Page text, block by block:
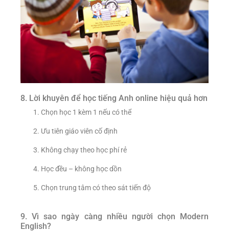
8. Lời khuyên để học tiếng Anh online hiệu quả hơn
Chọn học 1 kèm 1 nếu có thể
Ưu tiên giáo viên cố định
Không chạy theo học phí rẻ
Học đều – không học dồn
Chọn trung tâm có theo sát tiến độ
9. Vì sao ngày càng nhiều người chọn Modern
English?